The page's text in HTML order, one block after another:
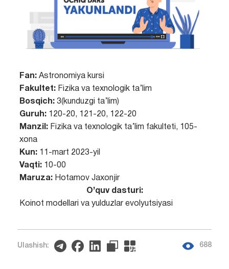
Fan: Astronomiya kursi
Fakultet:Fizika va texnologik ta’lim
Bosqich:3(kunduzgi ta’lim)
Guruh:120-20, 121-20, 122-20
Manzil:Fizika va texnologik ta’lim fakulteti, 105-
xona
Kun: 11-mart 2023-yil
Vaqti:10-00
Maruza:Hotamov Jaxonjir
O’quv dasturi:
Koinot modellari va yulduzlar evolyutsiyasi
Ulashish: 688